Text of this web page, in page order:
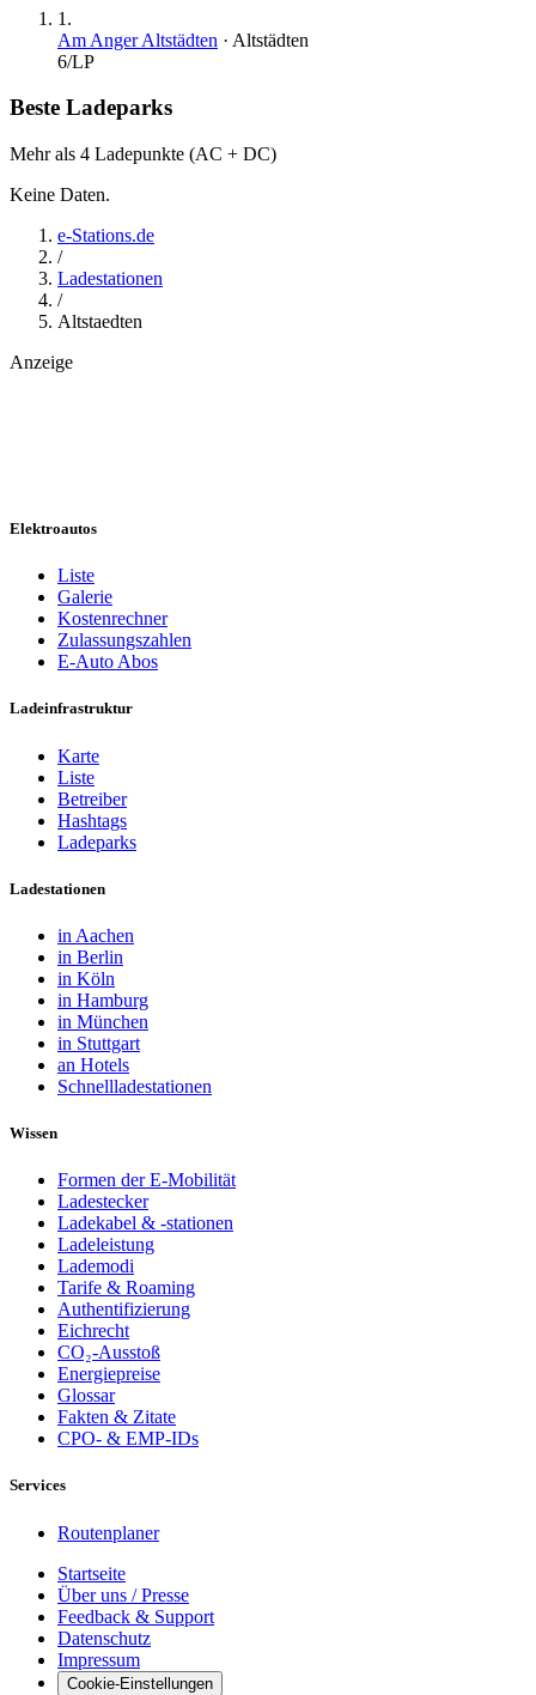
1 .
Am Anger Altstädten · Altstädten
6/LP
Beste Ladeparks
Mehr als 4 Ladepunkte (AC + DC)
Keine Daten.
e-Stations.de
/
Ladestationen
/
Altstaedten
Anzeige
Elektroautos
Liste
Galerie
Kostenrechner
Zulassungszahlen
E-Auto Abos
Ladeinfrastruktur
Karte
Liste
Betreiber
Hashtags
Ladeparks
Ladestationen
in Aachen
in Berlin
in Köln
in Hamburg
in München
in Stuttgart
an Hotels
Schnellladestationen
Wissen
Formen der E-Mobilität
Ladestecker
Ladekabel & -stationen
Ladeleistung
Lademodi
Tarife & Roaming
Authentifizierung
Eichrecht
CO₂-Ausstoß
Energiepreise
Glossar
Fakten & Zitate
CPO- & EMP-IDs
Services
Routenplaner
Startseite
Über uns / Presse
Feedback & Support
Datenschutz
Impressum
Cookie-Einstellungen